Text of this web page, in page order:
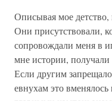
Описывая мое детство,
Они присутствовали,
сопровождали меня в
мне истории, получали
Если другим
евнухам это